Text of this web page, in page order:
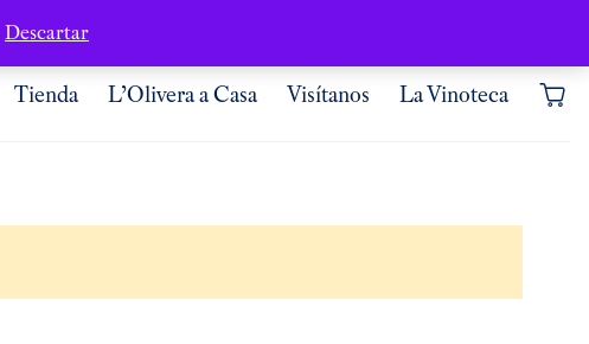
Descartar
Tienda L’Olivera a Casa Visítanos La Vinoteca